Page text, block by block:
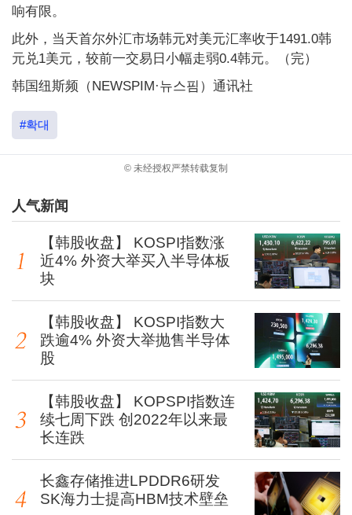
响有限。
此外，当天首尔外汇市场韩元对美元汇率收于1491.0韩
元兑1美元，较前一交易日小幅走弱0.4韩元。（完）
韩国纽斯频（NEWSPIM·뉴스핌）通讯社
#확대
© 未经授权严禁转载复制
人气新闻
【韩股收盘】 KOSPI指数涨
近4% 外资大举买入半导体板
块
【韩股收盘】 KOSPI指数大
跌逾4% 外资大举抛售半导体
股
【韩股收盘】 KOPSPI指数连
续七周下跌 创2022年以来最
长连跌
长鑫存储推进LPDDR6研发
SK海力士提高HBM技术壁垒